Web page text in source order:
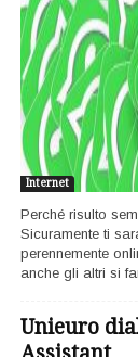
Internet
Perché risulto
Sicuramente ti
perennemente
anche gli altri si
Unieuro